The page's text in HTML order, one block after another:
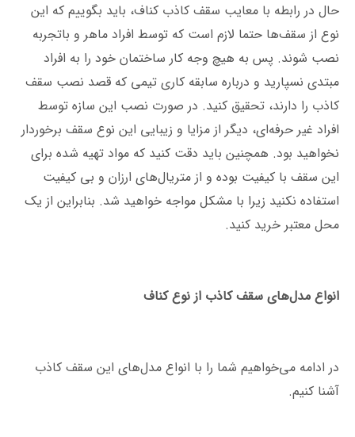
حال در رابطه با معایب سقف کاذب کناف، باید بگوییم که این
نوع از سقف‌ها حتما لازم است که توسط افراد ماهر و باتجربه
نصب شوند. پس به هیچ وجه کار ساختمان خود را به افراد
مبتدی نسپارید و درباره سابقه کاری تیمی که قصد نصب سقف
کاذب را دارند، تحقیق کنید. در صورت نصب این سازه توسط
افراد غیر حرفه‌ای، دیگر از مزایا و زیبایی این نوع سقف برخوردار
نخواهید بود. همچنین باید دقت کنید که مواد تهیه شده برای
این سقف با کیفیت بوده و از متریال‌های ارزان و بی کیفیت
استفاده نکنید زیرا با مشکل مواجه خواهید شد. بنابراین از یک
محل معتبر خرید کنید.
انواع مدل‌های سقف کاذب از نوع کناف
در ادامه می‌خواهیم شما را با انواع مدل‌های این سقف کاذب
آشنا کنیم.